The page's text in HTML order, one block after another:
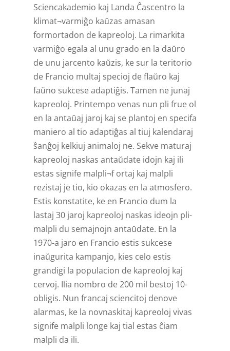
Sciencakademio kaj Landa Ĉascentro la
klimat¬varmiĝo kaŭzas amasan
formortadon de kapreoloj. La rimarkita
varmiĝo egala al unu grado en la daŭro
de unu jarcento kaŭzis, ke sur la teritorio
de Francio multaj specioj de flaŭro kaj
faŭno sukcese adaptiĝis. Tamen ne junaj
kapreoloj. Printempo venas nun pli frue ol
en la antaŭaj jaroj kaj se plantoj en specifa
maniero al tio adaptiĝas al tiuj kalendaraj
ŝanĝoj kelkiuj animaloj ne. Sekve maturaj
kapreoloj naskas antaŭdate idojn kaj ili
estas signife malpli¬f ortaj kaj malpli
rezistaj je tio, kio okazas en la atmosfero.
Estis konstatite, ke en Francio dum la
lastaj 30 jaroj kapreoloj naskas ideojn pli-
malpli du semajnojn antaŭdate. En la
1970-a jaro en Francio estis sukcese
inaŭgurita kampanjo, kies celo estis
grandigi la populacion de kapreoloj kaj
cervoj. Ilia nombro de 200 mil bestoj 10-
obligis. Nun francaj sciencitoj denove
alarmas, ke la novnaskitaj kapreoloj vivas
signife malpli longe kaj tial estas ĉiam
malpli da ili.